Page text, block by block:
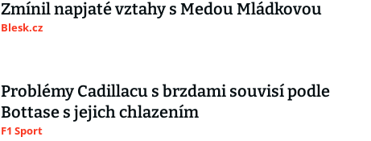
Zmínil napjaté vztahy s Medou Mládkovou
Blesk.cz
Problémy Cadillacu s brzdami souvisí podle
Bottase s jejich chlazením
F1 Sport